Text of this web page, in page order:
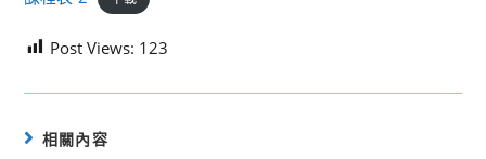
Post Views: 123
相關內容